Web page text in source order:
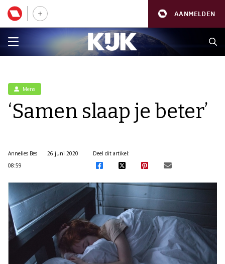
AANMELDEN
Mens
‘Samen slaap je beter’
Annelies Bes
26 juni 2020
08:59
Deel dit artikel: